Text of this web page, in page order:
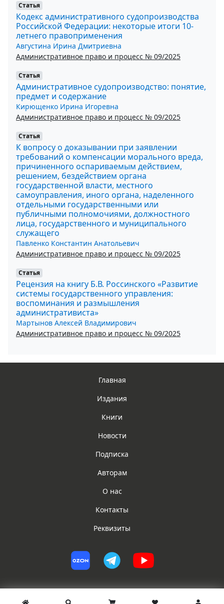
Статья
Кодекс административного судопроизводства
Российской Федерации: некоторые итоги 10-
летнего правоприменения
Августина Ирина Дмитриевна
Административное право и процесс № 09/2025
Статья
Административное судопроизводство: понятие,
предмет и содержание
Кирющенко Ирина Игоревна
Административное право и процесс № 09/2025
Статья
К вопросу о доказывании при заявлении
требований о компенсации морального вреда,
причиненного оспариваемым действием,
решением, бездействием органа
государственной власти, местного
самоуправления, иного органа, наделенного
отдельными государственными или
публичными полномочиями, должностного
лица, государственного и муниципального
служащего
Павленко Константин Анатольевич
Административное право и процесс № 09/2025
Статья
Рецензия на книгу Б.В. Россинского «Развитие
системы государственного управления:
воспоминания и размышления
административиста»
Мартынов Алексей Владимирович
Административное право и процесс № 09/2025
Главная
Издания
Книги
Новости
Подписка
Авторам
О нас
Контакты
Реквизиты